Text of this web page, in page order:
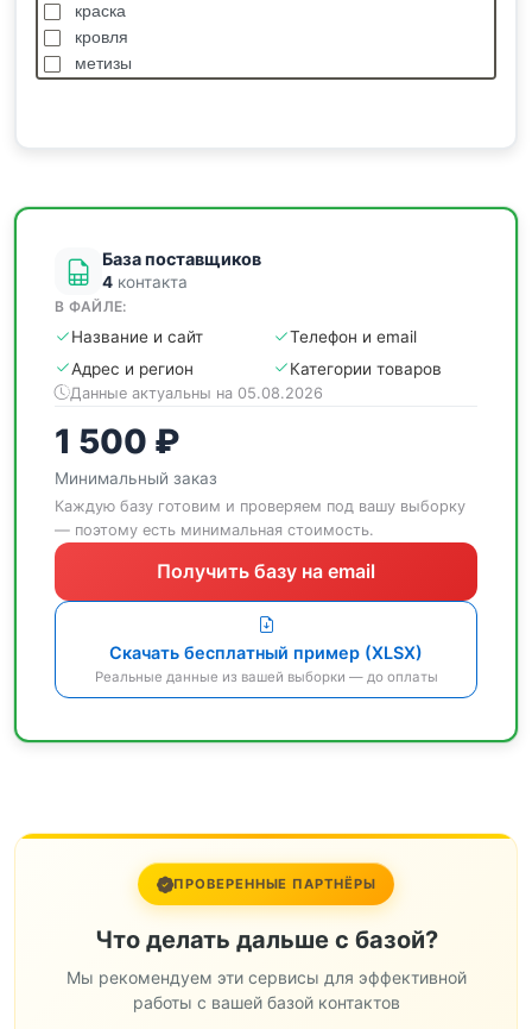
краска
кровля
метизы
База поставщиков
4 контакта
В ФАЙЛЕ:
Название и сайт
Телефон и email
Адрес и регион
Категории товаров
Данные актуальны на 05.08.2026
1 500 ₽
Минимальный заказ
Каждую базу готовим и проверяем под вашу выборку
— поэтому есть минимальная стоимость.
Получить базу на email
Скачать бесплатный пример (XLSX)
Реальные данные из вашей выборки — до оплаты
ПРОВЕРЕННЫЕ ПАРТНЁРЫ
Что делать дальше с базой?
Мы рекомендуем эти сервисы для эффективной
работы с вашей базой контактов